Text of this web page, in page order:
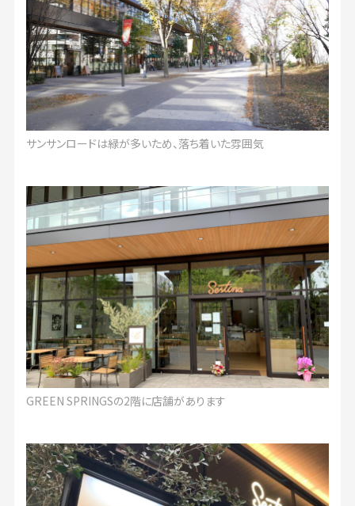
サンサンロードは緑が多いため、落ち着いた雰囲気
GREEN SPRINGSの2階に店舗があります